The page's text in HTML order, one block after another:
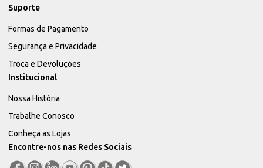
Suporte
Formas de Pagamento
Segurança e Privacidade
Troca e Devoluções
Institucional
Nossa História
Trabalhe Conosco
Conheça as Lojas
Encontre-nos nas Redes Sociais